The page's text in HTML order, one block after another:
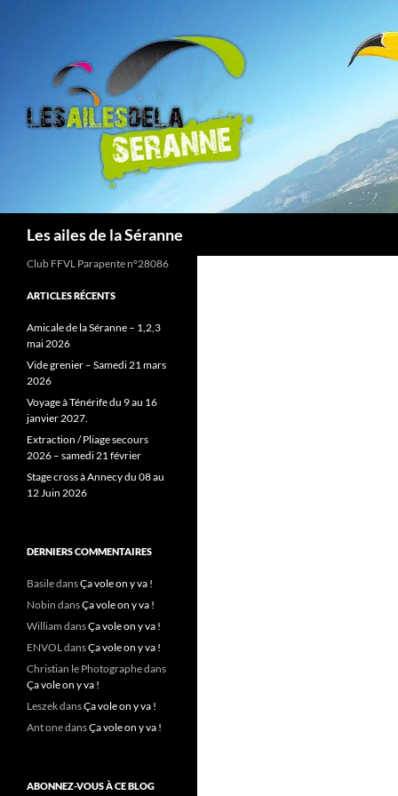
Les ailes de la Séranne
Club FFVL Parapente n°28086
ARTICLES RÉCENTS
Amicale de la Séranne – 1,2,3
mai 2026
Vide grenier – Samedi 21 mars
2026
Voyage à Ténérife du 9 au 16
janvier 2027.
Extraction / Pliage secours
2026 – samedi 21 février
Stage cross à Annecy du 08 au
12 Juin 2026
DERNIERS COMMENTAIRES
BasiledansÇa vole on y va !
Nobin dansÇa vole on y va !
William dansÇa vole on y va !
ENVOLdansÇa vole on y va !
Christian le Photographedans
Ça vole on y va !
LeszekdansÇa vole on y va !
Ant onedansÇa vole on y va !
ABONNEZ-VOUS À CE BLOG